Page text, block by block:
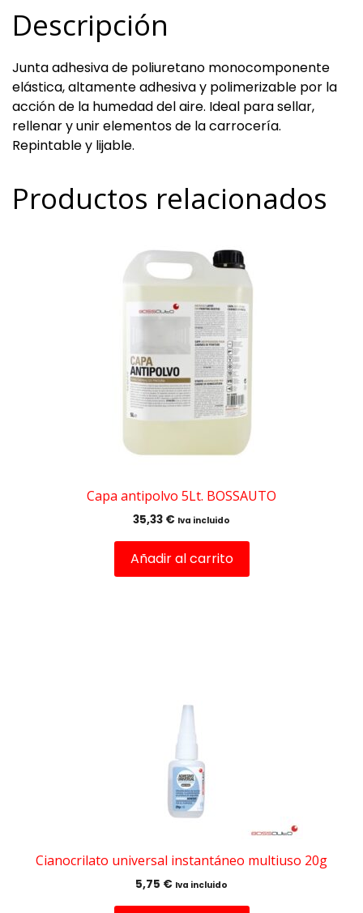
Descripción
Junta adhesiva de poliuretano monocomponente
elástica, altamente adhesiva y polimerizable por la
acción de la humedad del aire. Ideal para sellar,
rellenar y unir elementos de la carrocería.
Repintable y lijable.
Productos relacionados
Capa antipolvo 5Lt. BOSSAUTO
35,33 € Iva incluido
Añadir al carrito
Cianocrilato universal instantáneo multiuso 20g
5,75 € Iva incluido